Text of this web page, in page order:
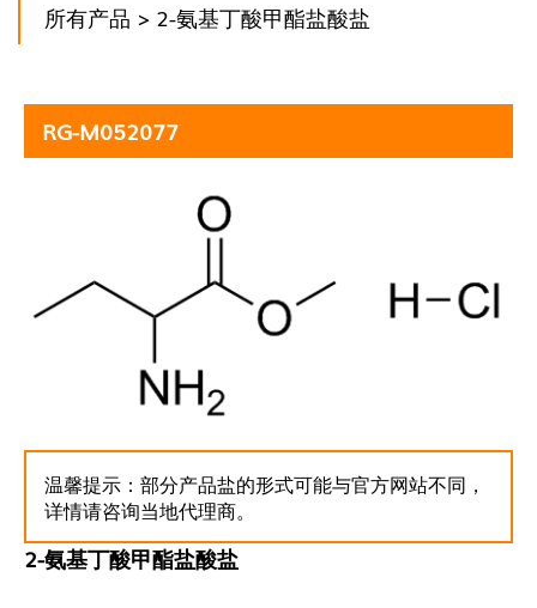
所有产品 > 2-氨基丁酸甲酯盐酸盐
RG-M052077
温馨提示：部分产品盐的形式可能与官方网站不同，
详情请咨询当地代理商。
2-氨基丁酸甲酯盐酸盐